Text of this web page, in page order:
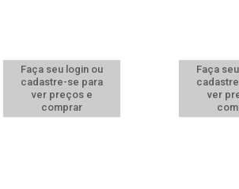
Faça seu login ou
cadastre-se para
ver preços e
comprar
Faça
ver